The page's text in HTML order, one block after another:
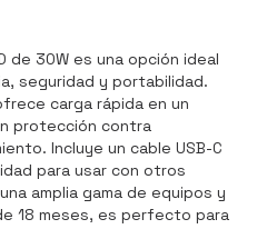
de 30W es una opción ideal
seguridad y portabilidad.
carga rápida en un
protección contra
Incluye un cable USB-C
para usar con otros
amplia gama de equipos y
18 meses, es perfecto para